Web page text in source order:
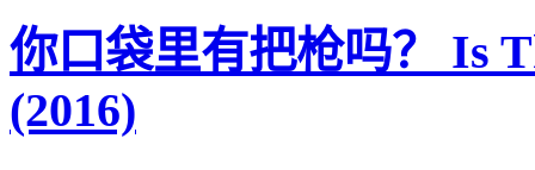
你口袋里有把枪吗？ Is
(2016)